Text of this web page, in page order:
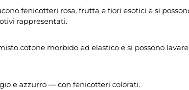
fenicotteri rosa, frutta e fiori esotici e si
rappresentati.
cotone morbido ed elastico e si possono
e azzurro — con fenicotteri colorati.